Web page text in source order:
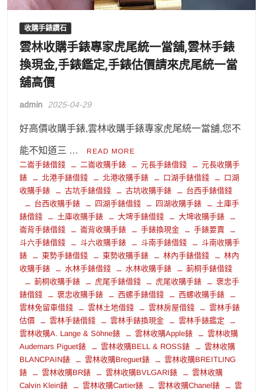
收購手錶鑽石
雲林收購手錶專家虎尾統一當舖,雲林手錶
換現金,手錶鑑定,手錶估價請來虎尾統一當
舖高價
admin 2025-04-29
好高價收購手錶,雲林收購手錶專家虎尾統一當舖,您不
能不知道三 … READ MORE
二崙手錶借錢 二崙收購手錶 元長手錶借錢
元長收購手
錶
北港手錶借錢 北港收購手錶 口湖手錶借錢
口湖
收購手錶
古坑手錶借錢 古坑收購手錶
台西手錶借錢
台西收購手錶
四湖手錶借錢 四湖收購手錶
土庫手
錶借錢
土庫收購手錶 大埤手錶借錢
大埤收購手錶
崙背手錶借錢
崙背收購手錶 手錶換現金
手錶要賣
斗六手錶借錢
斗六收購手錶 斗南手錶借錢
斗南收購手
錶
東勢手錶借錢 東勢收購手錶 林內手錶借錢
林內
收購手錶
水林手錶借錢 水林收購手錶
莿桐手錶借錢
莿桐收購手錶
虎尾手錶借錢 虎尾收購手錶
褒忠手
錶借錢
褒忠收購手錶 西螺手錶借錢
西螺收購手錶
雲林免留車借錢
雲林土地借錢 雲林房屋借錢
雲林手錶
估價
雲林手錶借錢 雲林手錶換現金
雲林手錶鑑定
雲林收購A. Lange & Söhne錶
雲林收購Apple錶
雲林收購
Audemars Piguet錶
雲林收購BELL & ROSS錶
雲林收購
BLANCPAIN錶
雲林收購Breguet錶
雲林收購BREITLING
錶
雲林收購BR錶 雲林收購BVLGARI錶
雲林收購
Calvin Klein錶
雲林收購Cartier錶 雲林收購Chanel錶
雲